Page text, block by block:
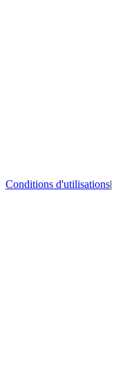
Conditions d'utilisations|